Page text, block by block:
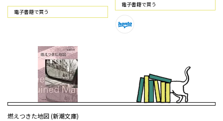
電⼦書籍で買う
電⼦書籍で買う
燃えつきた地図 (新潮文庫)